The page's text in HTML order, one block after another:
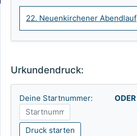
22. Neuenkirchener Abendlauf
Urkundendruck:
Deine Startnummer:
Druck starten
ODER